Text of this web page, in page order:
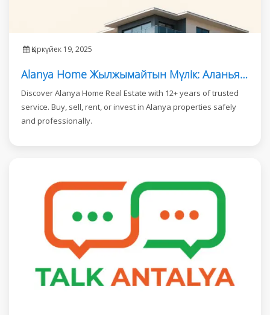
Қыркүйек 19, 2025
Alanya Home Жылжымайтын Мүлік: Аланьяда 12 Жылдық Сенімді Қызмет
Discover Alanya Home Real Estate with 12+ years of trusted
service. Buy, sell, rent, or invest in Alanya properties safely
and professionally.